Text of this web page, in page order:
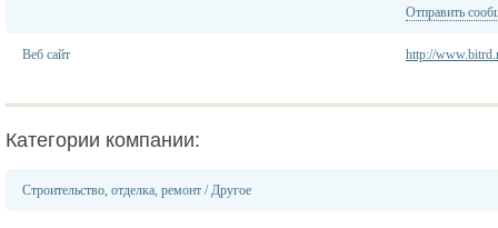
Отправить
Веб сайт http://
Категории компании:
Строительство, отделка, ремонт /Другое